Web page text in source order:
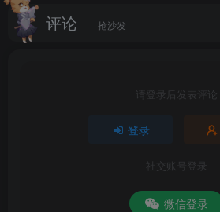
62-第2课确定赛道以及如何找细分
66-第6课ip账号打造流程整体复盘
评论 抢沙发
请登录后发表评论
登录
社交账号登录
微信登录